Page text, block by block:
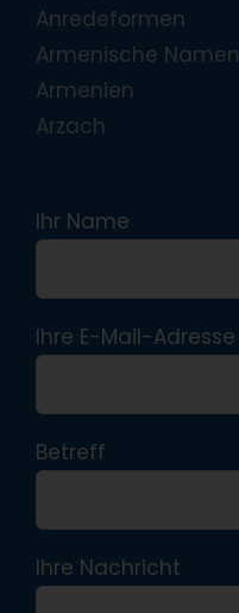
Anredeformen
Armenische Namen
Armenien
Arzach
Ihr Name
Ihre E-Mail-Adresse
Betreff
Ihre Nachricht